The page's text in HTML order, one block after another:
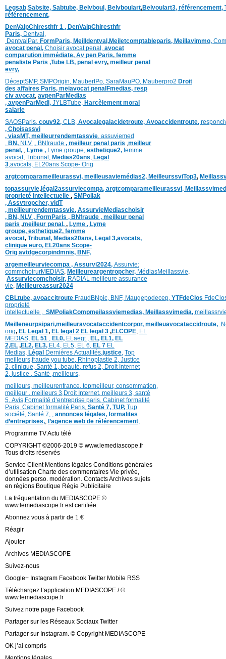
Legsab,Sabsite, Sabtube, Belvboul, Belvboulart,Belvoulart3, référencement,
référencement,
DenValpChiresthfr 1 , DenValpChiresthfr
Paris, Dentval,
DentvalPar, FormParis, Meilldentval ,Meiletcomptableparis, Meillavimmo,
avocat penal, Choisir avocat penal, avocat
comparution immédiate, Av pen Paris, femme
penaliste Paris ,Tube LB, penal evry, meilleur penal
evry,
DéceptSMP, SMPOrigin, MaubertPo, SaraMauPO, Mauberpro2 Droit
des affaires Paris, meiavocat penalFmedias, resp
civ avocat, avpenParMedias
, avpenParMedi, JYLBTube, Harcèlement moral
salarie
SAOSParis, couv92, CLB, Avocalegalacidetroute, Avoaccidentroute,
, Choisassvi
, viasMT, meilleurrendemtassvie, assuviemed
, BN, NLV ,, BNfraude , meilleur penal paris ,meilleur
penal, , Lyme , Lyme groupe, esthetique2, femme
avocat, Tribunal, Medias20ans, Legal
3,avocats, EL20ans Scope- Orig
argtcomparameilleurassvi, meilleusaviemédias2, MeilleurssviTop3,
topassurvie, légal2assurviecompa, argtcomparameilleurassvi,
proprieté intellectuelle , SMPoliak
, Assvtropcher, vidT
, meilleurrendemtassvie, AssurvieMediaschoisir
, BN, NLV , FormParis , BNfraude , meilleur penal
paris ,meilleur penal, , Lyme , Lyme
groupe, esthetique2, femme
avocat, Tribunal, Medias20ans, Legal 3,avocats,
clinique euro, EL20ans Scope-
Orig avtdgecorpindmnis, BNF,
argemeilleurviecompa , Assurvi2024, Assurvie:
commchoirurMEDIAS, Meilleureargentropcher, MédiasMeillassvie,
Assurviecomchoisir, RADIAL meilleure assurance
vie, Meilleureassur2024
CBLtube, avoaccitroute FraudBNpic, BNF, Maugepodecep, YTFdeClos
proprieté
intellectuelle , SMPoliakCompmeilassviemedias, Meillassvimedia,
Meilleneurpsipari,meilleuravocataccidentcorpor, meilleuavocataccidroute,
orig, EL Legal 1, EL legal 2 EL legal 3 ,ELCOPE, EL
MEDIAS, EL 51 , EL0, ELaegt , EL, EL1, EL
2,EL ,EL2, EL3, EL4, EL5, EL 6, EL 7 EL
Medias, Légal Dernières Actualités,justice, Top
meilleurs,fraude you tube, Rhinoplastie 2, Justice
2, clinique, Santé 1, beauté, refus 2, Droit Internet
2, justice , Santé ,meilleurs,
meilleurs, meilleurenfrance, topmeilleur, consommation,
meilleur , meilleurs 3,Droit Internet, meilleurs 3, santé
5, Avis,Formalité d’entreprise paris, Cabinet formalité
Paris, Cabinet formalité Paris, Santé 7, TUP, Tup
société, Santé 7, , annonces légales, formalites
d’entreprises,, l’agence web de référencement,
Programme TV Actu télé
COPYRIGHT ©2006-2019 © www.lemediascope.fr
Tous droits réservés
Service Client Mentions légales Conditions générales
d’utilisation Charte des commentaires Vie privée,
données perso. modération. Contacts Archives sujets
en régions Boutique Régie Publicitaire
La fréquentation du MEDIASCOPE ©
www.lemediascope.fr est certifiée.
Abonnez vous à partir de 1 €
Réagir
Ajouter
Archives MEDIASCOPE
Suivez-nous
Google+ Instagram Facebook Twitter Mobile RSS
Téléchargez l’application MEDIASCOPE / ©
www.lemediascope.fr
Suivez notre page Facebook
Partager sur les Réseaux Sociaux Twitter
Partager sur Instagram. © Copyright MEDIASCOPE
OK j’ai compris